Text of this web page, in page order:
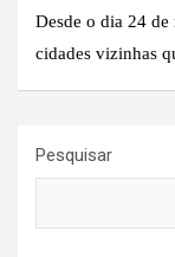
Desde o dia 24
cidades vizinhas
Pesquisar